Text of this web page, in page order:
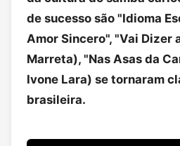
de sucesso são "Idioma
Amor Sincero", "Vai Dizer
Marreta), "Nas Asas da
Ivone Lara) se tornaram
brasileira.